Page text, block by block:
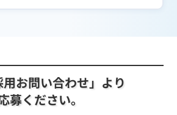
お問い合わせ」より
募ください。